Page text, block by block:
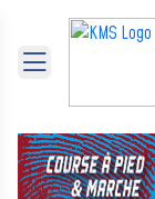
Panneau de gestion